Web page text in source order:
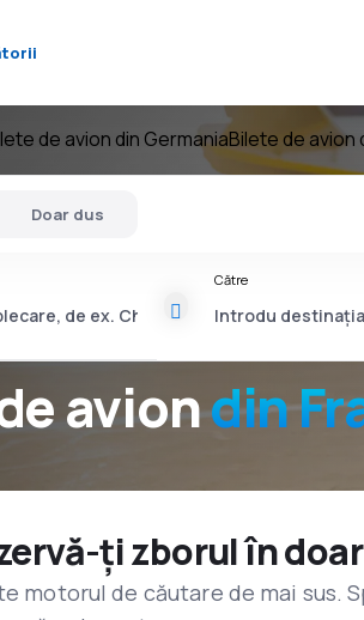
de avion din GermaniaBilete de avion
aviondin
Doar dus
Către
ți zborul în
motorul de căutare de mai sus.